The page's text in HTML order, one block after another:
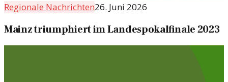
Regionale Nachrichten26. Juni 2026
Mainz triumphiert im Landespokalfinale 2023